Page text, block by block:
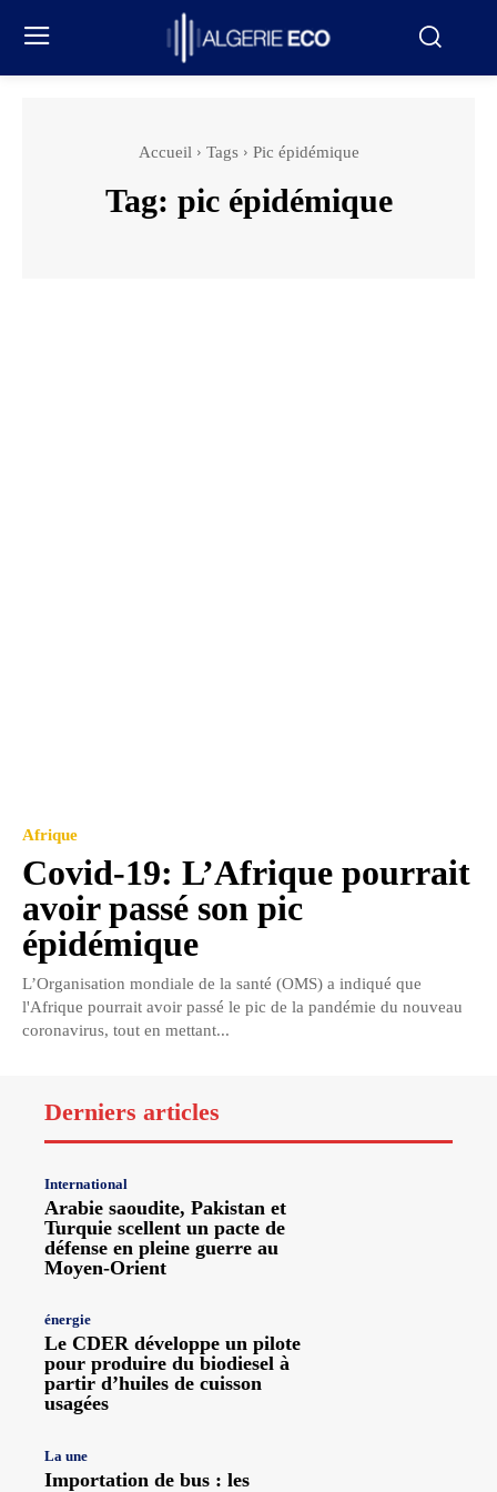
Accueil Tags Pic épidémique
Tag: pic épidémique
Afrique
Covid-19: L’Afrique pourrait
avoir passé son pic
épidémique
L’Organisation mondiale de la santé (OMS) a indiqué que
l'Afrique pourrait avoir passé le pic de la pandémie du nouveau
coronavirus, tout en mettant...
Derniers articles
International
Arabie saoudite, Pakistan et
Turquie scellent un pacte de
défense en pleine guerre au
Moyen-Orient
énergie
Le CDER développe un pilote
pour produire du biodiesel à
partir d’huiles de cuisson
usagées
La une
Importation de bus : les